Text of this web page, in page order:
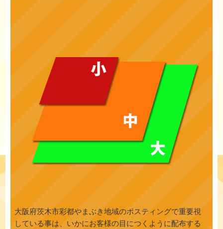
大阪府茨木市彩都やまぶき地域のポスティングで重要視
している事は、いかにお客様の目につくように配布する